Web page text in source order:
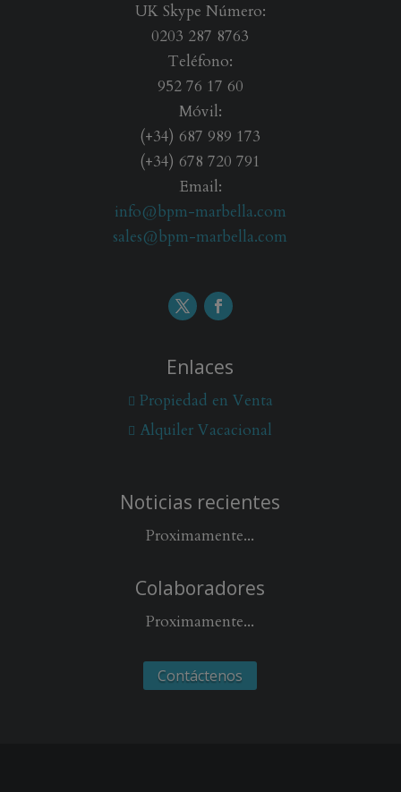
UK Skype Número:
0203 287 8763
Teléfono:
952 76 17 60
Móvil:
(+34) 687 989 173
(+34) 678 720 791
Email:
info@bpm-marbella.com
sales@bpm-marbella.com
Enlaces
Propiedad en Venta
Alquiler Vacacional
Noticias recientes
Proximamente...
Colaboradores
Proximamente...
Contáctenos